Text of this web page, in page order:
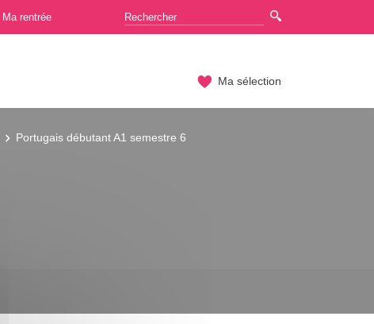
Ma rentrée
Ma sélection
Portugais débutant A1 semestre 6